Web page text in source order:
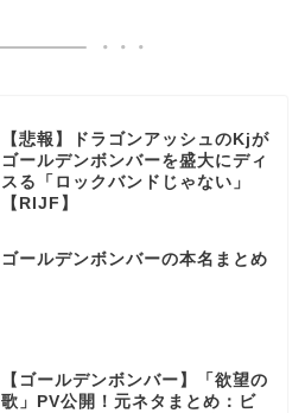
【悲報】ドラゴンアッシュのKjが
ゴールデンボンバーを盛大にディ
スる「ロックバンドじゃない」
【RIJF】
ゴールデンボンバーの本名まとめ
【ゴールデンボンバー】「欲望の
歌」PV公開！元ネタまとめ：ビ